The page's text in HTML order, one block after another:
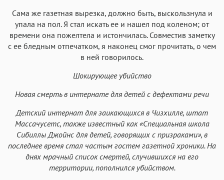
Сама же газетная вырезка, должно быть, выскользнула и
упала на пол. Я стал искать ее и нашел под коленом; от
времени она пожелтела и истончилась. Совместив заметку
с ее бледным отпечатком, я наконец смог прочитать, о чем
в ней говорилось.
Шокирующее убийство
Новая смерть в интернате для детей с дефектами речи
Детский интернат для заикающихся в Чизхилле, штат
Массачусетс, также известный как «Специальная школа
Сибиллы Джойнс для детей, говорящих с призраками», в
последнее время стал частым гостем газетной хроники. На
днях мрачный список смертей, случившихся на его
территории, пополнился убийством.